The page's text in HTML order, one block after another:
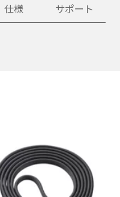
仕様 サポート